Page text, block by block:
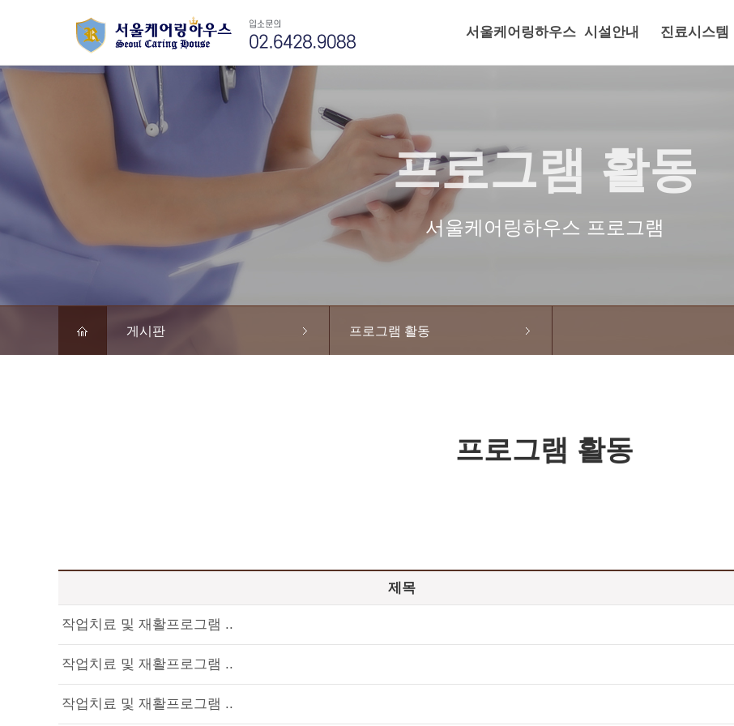
서울케어링하우스 시설안내 진료시스템
프로그램 활동
서울케어링하우스 프로그램
게시판 프로그램 활동
프로그램 활동
제목
작업치료 및 재활프로그램 ..
작업치료 및 재활프로그램 ..
작업치료 및 재활프로그램 ..